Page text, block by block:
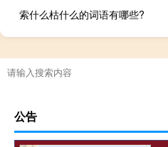
索什么枯什么的词语有哪些?
公告